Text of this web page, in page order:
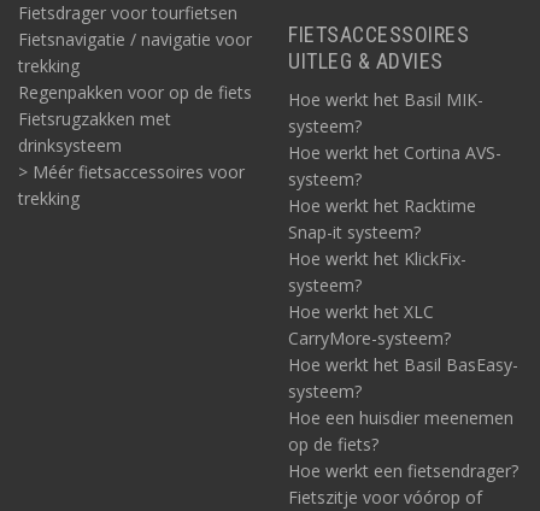
Fietsdrager voor tourfietsen
Fietsnavigatie / navigatie voor
trekking
Regenpakken voor op de fiets
Fietsrugzakken met
drinksysteem
> Méér fietsaccessoires voor
trekking
FIETSACCESSOIRES
UITLEG & ADVIES
Hoe werkt het Basil MIK-
systeem?
Hoe werkt het Cortina AVS-
systeem?
Hoe werkt het Racktime
Snap-it systeem?
Hoe werkt het KlickFix-
systeem?
Hoe werkt het XLC
CarryMore-systeem?
Hoe werkt het Basil BasEasy-
systeem?
Hoe een huisdier meenemen
op de fiets?
Hoe werkt een fietsendrager?
Fietszitje voor vóórop of